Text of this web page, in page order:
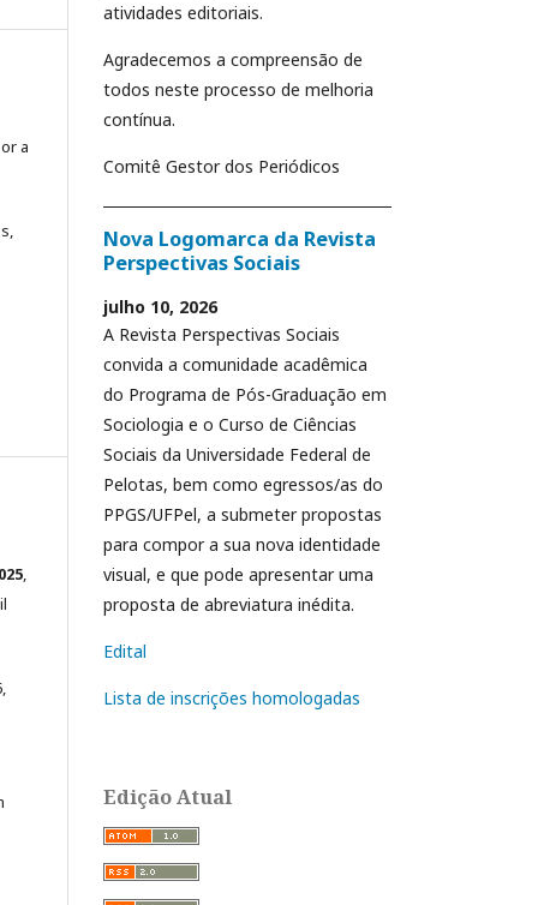
a
,
atividades editoriais.
Agradecemos a compreensão de
todos neste processo de melhoria
contínua.
Comitê Gestor dos Periódicos
Nova Logomarca da Revista
Perspectivas Sociais
julho 10, 2026
A Revista Perspectivas Sociais
convida a comunidade acadêmica
do Programa de Pós-Graduação em
Sociologia e o Curso de Ciências
Sociais da Universidade Federal de
Pelotas, bem como egressos/as do
PPGS/UFPel, a submeter propostas
para compor a sua nova identidade
visual, e que pode apresentar uma
proposta de abreviatura inédita.
Edital
Lista de inscrições homologadas
Edição Atual